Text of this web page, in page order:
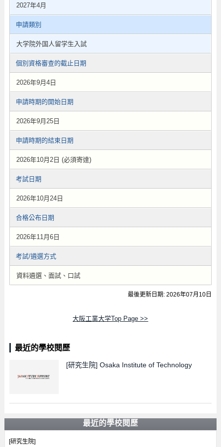
2027年4月
申請類別
大学院外国人留学生入試
個別資格審查的截止日期
2026年9月4日
申請時期的開始日期
2026年9月25日
申請時期的結束日期
2026年10月2日 (必須寄達)
考試日期
2026年10月24日
合格公布日期
2026年11月6日
考試/遴選方式
資料遴選、面試、口試
最後更新日期: 2026年07月10日
大阪工業大学Top Page >>
最近的學校閱歷
[研究生院] Osaka Institute of Technology
最近的學校閱歷
[研究生院]